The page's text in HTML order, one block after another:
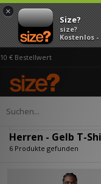
×
Size?
size?
Kostenlos -
€ Bestellwert
Home Herren
Herren - Gelb T-
6 Produkte gefunden